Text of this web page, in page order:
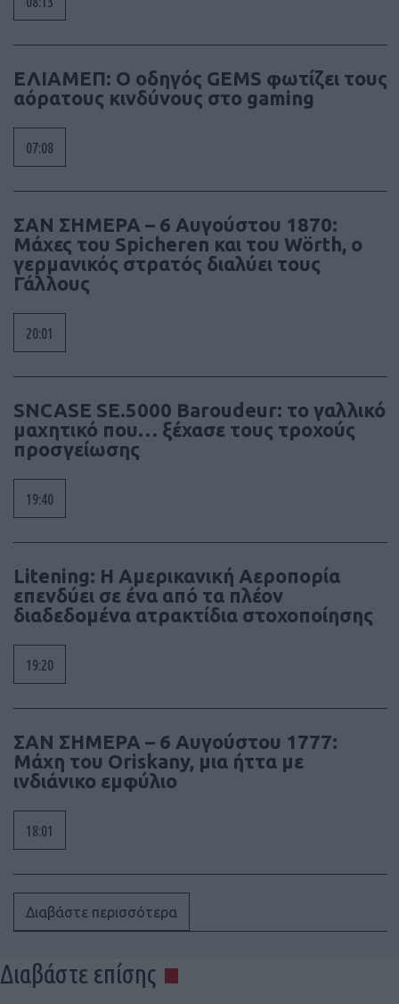
ΕΛΙΑΜΕΠ: Ο οδηγός GEMS φωτίζει τους
αόρατους κινδύνους στο gaming
07:08
ΣΑΝ ΣΗΜΕΡΑ – 6 Αυγούστου 1870:
Μάχες του Spicheren και του Wörth, ο
γερμανικός στρατός διαλύει τους
Γάλλους
20:01
SNCASE SE.5000 Baroudeur: το γαλλικό
μαχητικό που… ξέχασε τους τροχούς
προσγείωσης
19:40
Litening: Η Αμερικανική Αεροπορία
επενδύει σε ένα από τα πλέον
διαδεδομένα ατρακτίδια στοχοποίησης
19:20
ΣΑΝ ΣΗΜΕΡΑ – 6 Αυγούστου 1777:
Μάχη του Oriskany, μια ήττα με
ινδιάνικο εμφύλιο
18:01
Διαβάστε περισσότερα
Διαβάστε επίσης